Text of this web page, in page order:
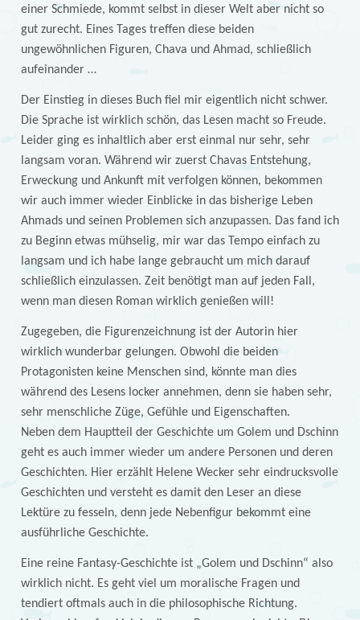
einer Schmiede, kommt selbst in dieser Welt aber nicht so
gut zurecht. Eines Tages treffen diese beiden
ungewöhnlichen Figuren, Chava und Ahmad, schließlich
aufeinander …
Der Einstieg in dieses Buch fiel mir eigentlich nicht schwer.
Die Sprache ist wirklich schön, das Lesen macht so Freude.
Leider ging es inhaltlich aber erst einmal nur sehr, sehr
langsam voran. Während wir zuerst Chavas Entstehung,
Erweckung und Ankunft mit verfolgen können, bekommen
wir auch immer wieder Einblicke in das bisherige Leben
Ahmads und seinen Problemen sich anzupassen. Das fand ich
zu Beginn etwas mühselig, mir war das Tempo einfach zu
langsam und ich habe lange gebraucht um mich darauf
schließlich einzulassen. Zeit benötigt man auf jeden Fall,
wenn man diesen Roman wirklich genießen will!
Zugegeben, die Figurenzeichnung ist der Autorin hier
wirklich wunderbar gelungen. Obwohl die beiden
Protagonisten keine Menschen sind, könnte man dies
während des Lesens locker annehmen, denn sie haben sehr,
sehr menschliche Züge, Gefühle und Eigenschaften.
Neben dem Hauptteil der Geschichte um Golem und Dschinn
geht es auch immer wieder um andere Personen und deren
Geschichten. Hier erzählt Helene Wecker sehr eindrucksvolle
Geschichten und versteht es damit den Leser an diese
Lektüre zu fesseln, denn jede Nebenfigur bekommt eine
ausführliche Geschichte.
Eine reine Fantasy-Geschichte ist „Golem und Dschinn“ also
wirklich nicht. Es geht viel um moralische Fragen und
tendiert oftmals auch in die philosophische Richtung.